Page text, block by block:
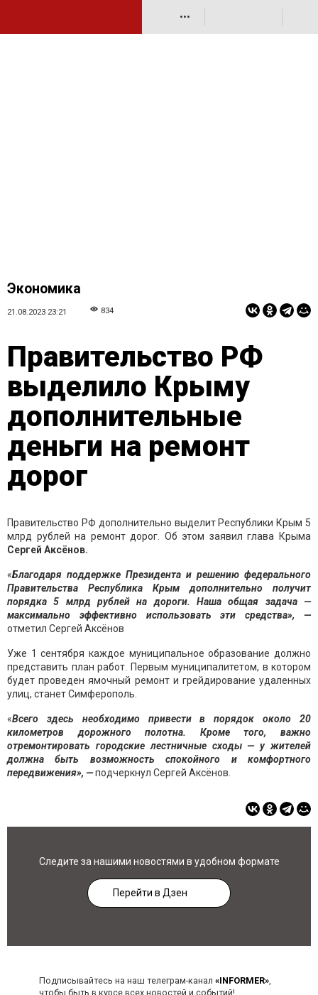
•••
Экономика
21.08.2023 23:21 834
Правительство РФ
выделило Крыму
дополнительные
деньги на ремонт
дорог
Правительство РФ дополнительно выделит Республики Крым 5
млрд рублей на ремонт дорог. Об этом заявил глава Крыма
Сергей Аксёнов.
«Благодаря поддержке Президента и решению федерального
Правительства Республика Крым дополнительно получит
порядка 5 млрд рублей на дороги. Наша общая задача —
максимально эффективно использовать эти средства», —
отметил Сергей Аксёнов
Уже 1 сентября каждое муниципальное образование должно
представить план работ. Первым муниципалитетом, в котором
будет проведен ямочный ремонт и грейдирование удаленных
улиц, станет Симферополь.
«Всего здесь необходимо привести в порядок около 20
километров дорожного полотна. Кроме того, важно
отремонтировать городские лестничные сходы — у жителей
должна быть возможность спокойного и комфортного
передвижения», —подчеркнул Сергей Аксёнов.
Следите за нашими новостями в удобном формате
Перейти в Дзен
Подписывайтесь на наш телеграм-канал «INFORMER»,
чтобы быть в курсе всех новостей и событий!